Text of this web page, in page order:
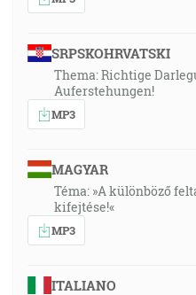
SRPSKOHRVATSKI
Thema: Richtige
Auferstehungen!
MP3
MAGYAR
Téma: »A különböző
kifejtése!«
MP3
ITALIANO